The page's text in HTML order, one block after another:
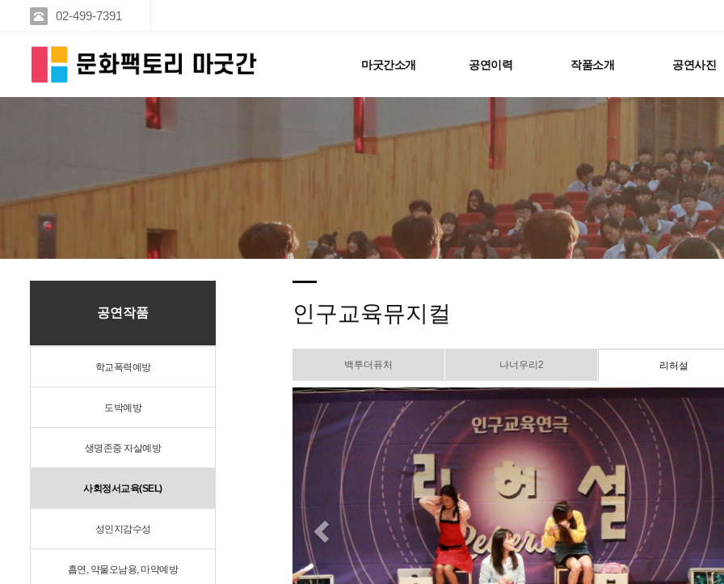
02-499-7391
마굿간소개 공연이력 작품소개 공연사진
공연작품
학교폭력예방
도박예방
생명존중 자살예방
사회정서교육(SEL)
성인지감수성
흡연, 약물오남용, 마약예방
인구교육뮤지컬
백투더퓨처 나너우리2 리허설
Previous